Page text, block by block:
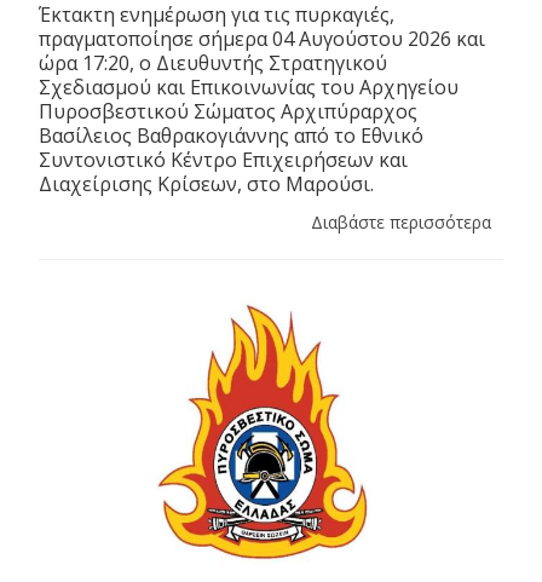
Έκτακτη ενημέρωση για τις πυρκαγιές,
πραγματοποίησε σήμερα 04 Αυγούστου 2026 και
ώρα 17:20, ο Διευθυντής Στρατηγικού
Σχεδιασμού και Επικοινωνίας του Αρχηγείου
Πυροσβεστικού Σώματος Αρχιπύραρχος
Βασίλειος Βαθρακογιάννης από το Εθνικό
Συντονιστικό Κέντρο Επιχειρήσεων και
Διαχείρισης Κρίσεων, στο Μαρούσι.
Διαβάστε περισσότερα